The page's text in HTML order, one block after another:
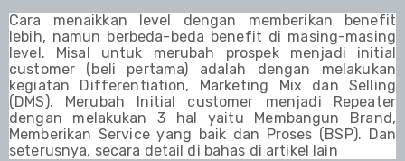
Cara menaikkan level dengan memberikan benefit
lebih, namun berbeda-beda benefit di masing-masing
level. Misal untuk merubah prospek menjadi initial
customer (beli pertama) adalah dengan melakukan
kegiatan Differentiation, Marketing Mix dan Selling
(DMS). Merubah Initial customer menjadi Repeater
dengan melakukan 3 hal yaitu Membangun Brand,
Memberikan Service yang baik dan Proses (BSP). Dan
seterusnya, secara detail di bahas di artikel lain